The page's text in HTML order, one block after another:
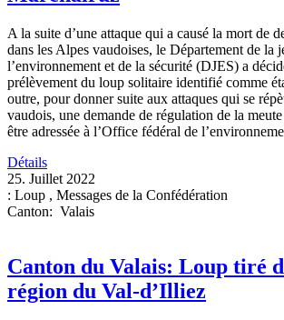
A la suite d’une attaque qui a causé la mort de
dans les Alpes vaudoises, le Département de la
l’environnement et de la sécurité (DJES) a
prélèvement du loup solitaire identifié comme
outre, pour donner suite aux attaques qui se
vaudois, une demande de régulation de la
être adressée à l’Office fédéral de
Détails
25. Juillet 2022
: Loup , Messages de la Confédération
Canton: Valais
Canton du Valais: Loup tiré
région du Val-d’Illiez